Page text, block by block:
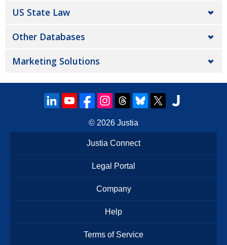
US State Law
Other Databases
Marketing Solutions
© 2026 Justia
Justia Connect
Legal Portal
Company
Help
Terms of Service